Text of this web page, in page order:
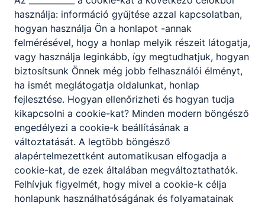
Közlemény rovatba írja be iskolánk nevét: Kaesz
Nagylelkű támogatását nagyon köszönjük!
Partnereink
használja: információ gyűjtése azzal kapcsolatban,
hogyan használja Ön a honlapot -annak
felmérésével, hogy a honlap melyik részeit látogatja,
vagy használja leginkább, így megtudhatjuk, hogyan
biztosítsunk Önnek még jobb felhasználói élményt,
ha ismét meglátogatja oldalunkat, honlap
fejlesztése. Hogyan ellenőrizheti és hogyan tudja
kikapcsolni a cookie-kat? Minden modern böngésző
engedélyezi a cookie-k beállításának a
változtatását. A legtöbb böngésző
alapértelmezettként automatikusan elfogadja a
cookie-kat, de ezek általában megváltoztathatók.
Felhívjuk figyelmét, hogy mivel a cookie-k célja
honlapunk használhatóságának és folyamatainak